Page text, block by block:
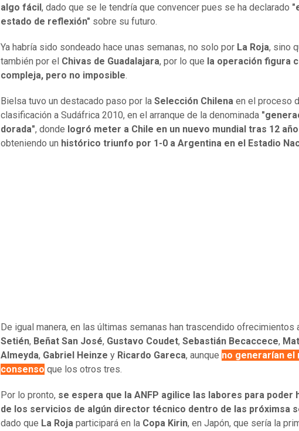
algo fácil , dado que se le tendría que convencer pues se ha declarado
estado de reflexión" sobre su futuro.
Ya habría sido sondeado hace unas semanas, no solo por La Roja, sino
también por el Chivas de Guadalajara, por lo que la operación figura
compleja, pero no imposible.
Bielsa tuvo un destacado paso por la Selección Chilena en el proceso
clasificación a Sudáfrica 2010, en el arranque de la denominada
dorada", donde logró meter a Chile en un nuevo mundial tras 12
obteniendo un histórico triunfo por 1-0 a Argentina en el Estadio
De igual manera, en las últimas semanas han trascendido ofrecimientos
Setién, Beñat San José, Gustavo Coudet, Sebastián Becaccece,
Almeyda, Gabriel Heinze y Ricardo Gareca, aunque no generarían el
consenso que los otros tres.
Por lo pronto, se espera que la ANFP agilice las labores para poder
de los servicios de algún director técnico dentro de las próximsa
dado que La Roja participará en la Copa Kirin, en Japón, que sería la